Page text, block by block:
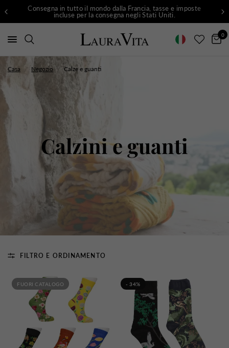
Consegna in tutto il mondo dalla Francia, tasse e imposte
incluse per la consegna negli Stati Uniti.
0
Casa / Negozio / Calze e guanti
Calzini e guanti
FILTRO E ORDINAMENTO
FUORI CATALOGO - 34%